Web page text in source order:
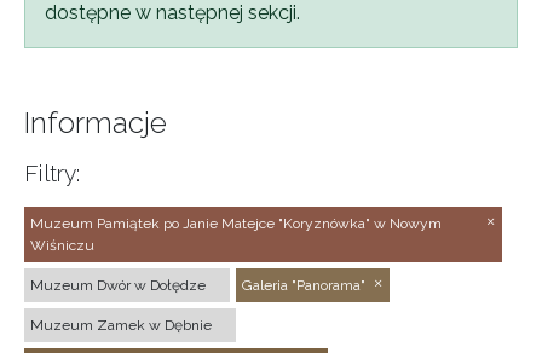
dostępne w następnej sekcji.
Informacje
Filtry:
Muzeum Pamiątek po Janie Matejce "Koryznówka" w Nowym
Wiśniczu
Muzeum Dwór w Dołędze Galeria "Panorama"
Muzeum Zamek w Dębnie